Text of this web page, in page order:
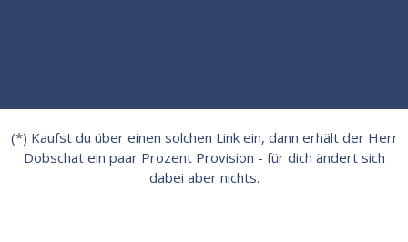
(*) Kaufst du über einen solchen Link ein, dann erhält der Herr
Dobschat ein paar Prozent Provision - für dich ändert sich
dabei aber nichts.